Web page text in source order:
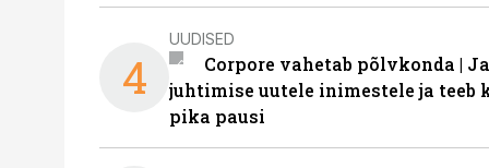
4
UUDISED
Corpore vahetab põlvkonda |
juhtimise uutele inimestele ja
pika pausi